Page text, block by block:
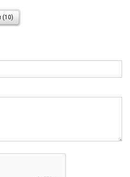
в 10:35:
не видел объявлений и
в 10:34:
2023 в 09:19:
Это там, где от Герцена до
(10)